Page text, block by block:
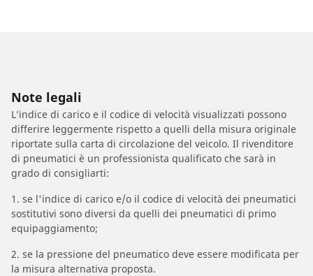
Note legali
L’indice di carico e il codice di velocità visualizzati possono
differire leggermente rispetto a quelli della misura originale
riportate sulla carta di circolazione del veicolo. Il rivenditore
di pneumatici è un professionista qualificato che sarà in
grado di consigliarti:
1. se l'indice di carico e/o il codice di velocità dei pneumatici
sostitutivi sono diversi da quelli dei pneumatici di primo
equipaggiamento;
2. se la pressione del pneumatico deve essere modificata per
la misura alternativa proposta.